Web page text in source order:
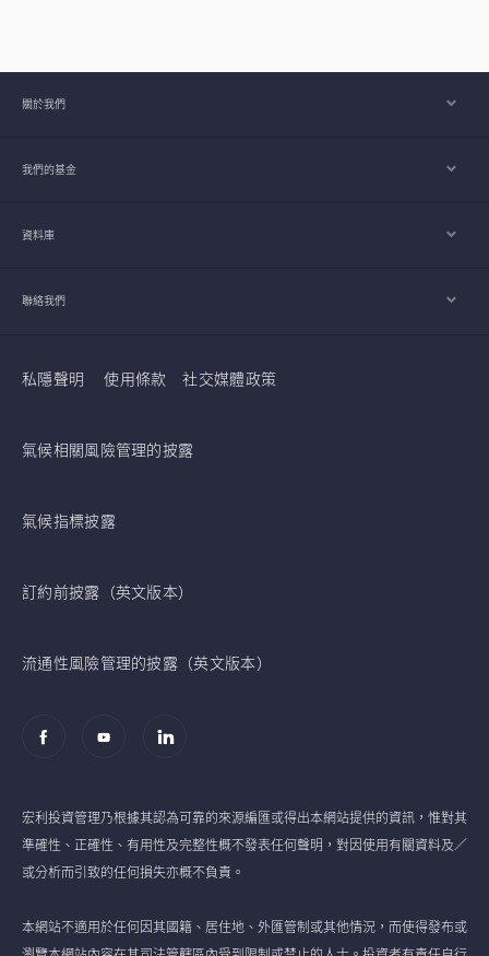
關於我們
我們的基金
資料庫
聯絡我們
私隱聲明 使用條款 社交媒體政策
氣候相關風險管理的披露
氣候指標披露
訂約前披露（英文版本）
流通性風險管理的披露（英文版本）
宏利投資管理乃根據其認為可靠的來源編匯或得出本網站提供的資訊，惟對其
準確性、正確性、有用性及完整性概不發表任何聲明，對因使用有關資料及／
或分析而引致的任何損失亦概不負責。
本網站不適用於任何因其國籍、居住地、外匯管制或其他情況，而使得發布或